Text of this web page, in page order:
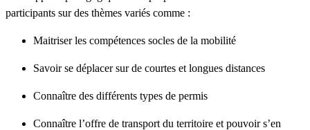
participants sur des thèmes variés comme :
Maitriser les compétences socles de la mobilité
Savoir se déplacer sur de courtes et longues distances
Connaître des différents types de permis
Connaître l’offre de transport du territoire et pouvoir s’en